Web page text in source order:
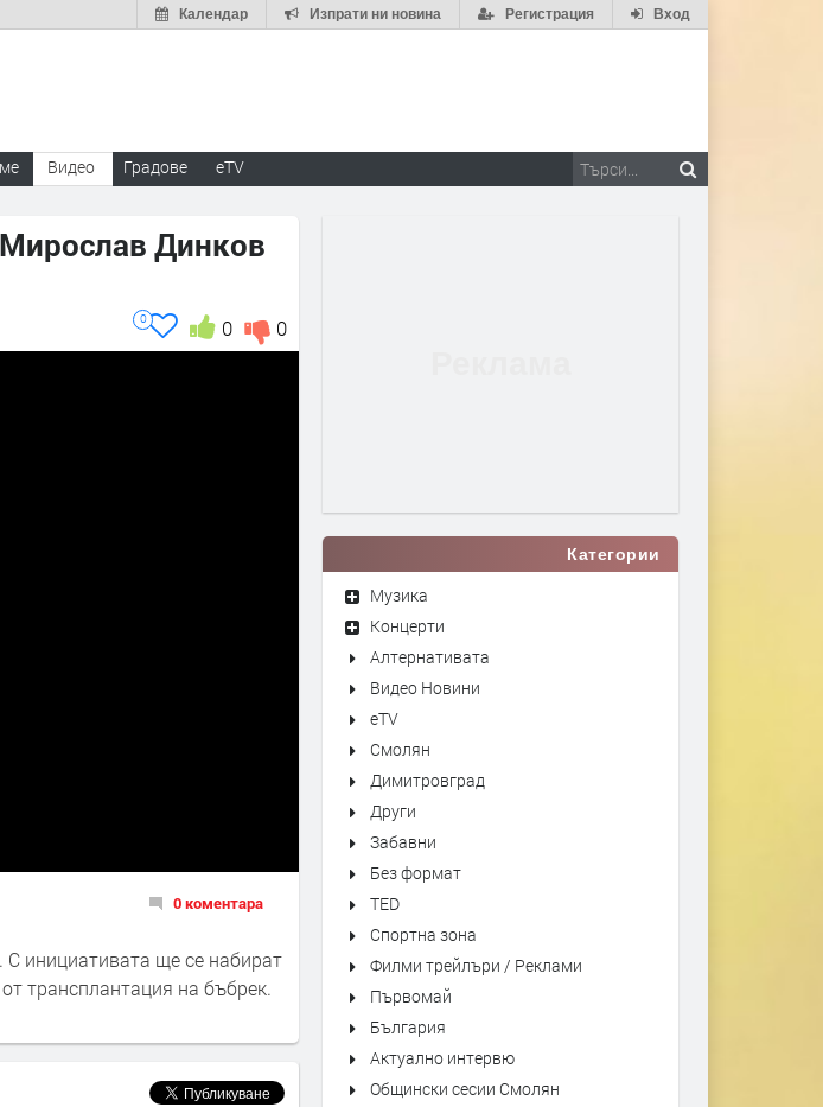
Вход
Регистрация
Изпрати ни новина
Календар
Видео Градове eTV
Динков
0
0
0
0 коментара
С инициативата ще се набират
трансплантация на бъбрек.
Категории
Музика
Концерти
Алтернативата
Видео Новини
eTV
Смолян
Димитровград
Други
Забавни
Без формат
TED
Спортна зона
Филми трейлъри / Реклами
Първомай
България
Актуално интервю
Общински сесии Смолян